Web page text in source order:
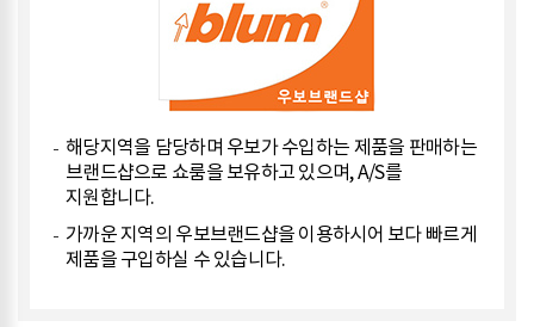
해당지역을 담당하며 우보가 수입하는 제품을 판매하는
브랜드샵으로 쇼룸을 보유하고 있으며, A/S를
지원합니다.
가까운 지역의 우보브랜드샵을 이용하시어 보다 빠르게
제품을 구입하실 수 있습니다.